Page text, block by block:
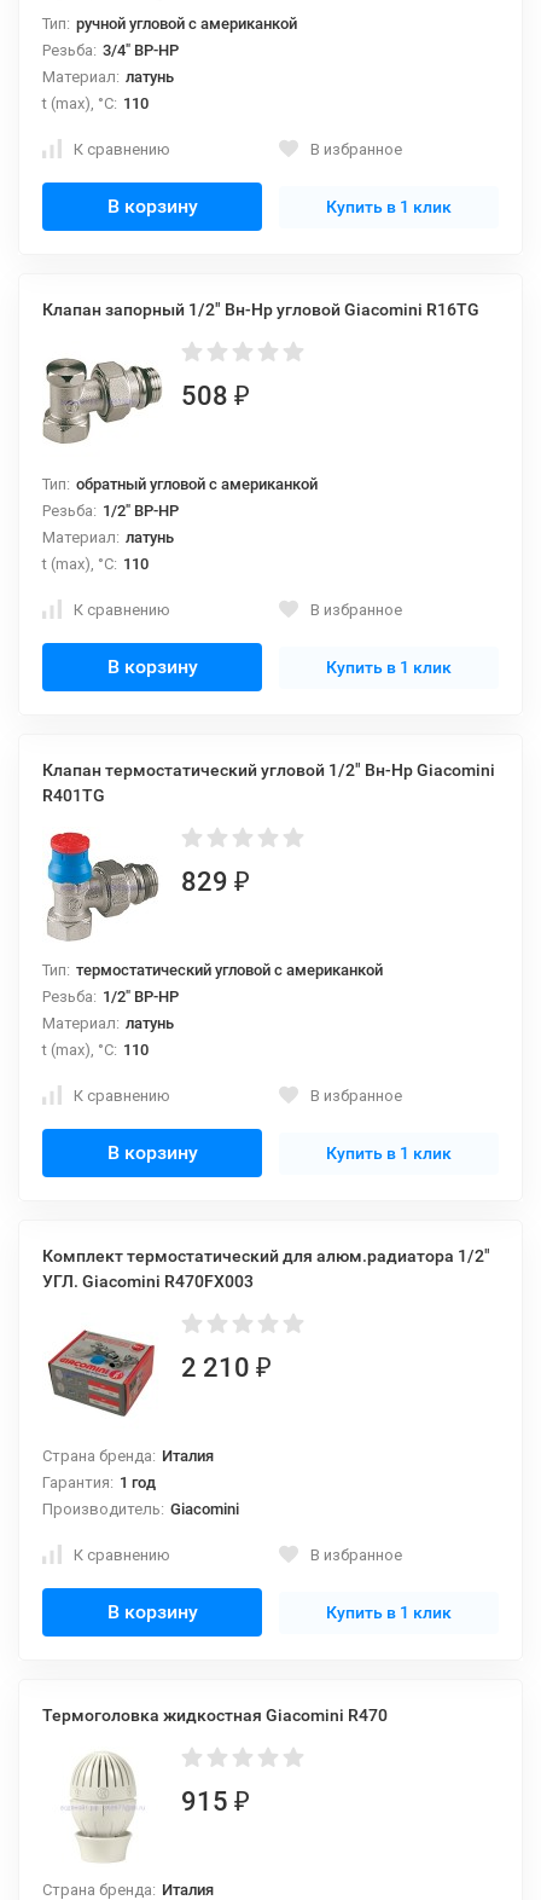
Тип: ручной угловой с американкой
Резьба: 3/4" ВР-НР
Материал: латунь
t (max), °С: 110
К сравнению В избранное
В корзину Купить в 1 клик
Клапан запорный 1/2" Вн-Нр угловой Giacomini R16TG
508 ₽
Тип: обратный угловой с американкой
Резьба: 1/2" ВР-НР
Материал: латунь
t (max), °С: 110
К сравнению В избранное
В корзину Купить в 1 клик
Клапан термостатический угловой 1/2" Вн-Нр Giacomini
R401TG
829 ₽
Тип: термостатический угловой с американкой
Резьба: 1/2" ВР-НР
Материал: латунь
t (max), °С: 110
К сравнению В избранное
В корзину Купить в 1 клик
Комплект термостатический для алюм.радиатора 1/2"
УГЛ. Giacomini R470FX003
2 210 ₽
Страна бренда: Италия
Гарантия: 1 год
Производитель: Giacomini
К сравнению В избранное
В корзину Купить в 1 клик
Термоголовка жидкостная Giacomini R470
915 ₽
Страна бренда: Италия